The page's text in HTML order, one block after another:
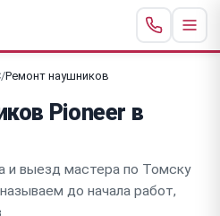
/Ремонт наушников
Pioneer в
и выезд мастера по Томску
до начала работ,